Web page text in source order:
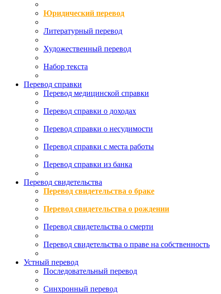
Юридический перевод
Литературный перевод
Художественный перевод
Набор текста
Перевод справки
Перевод медицинской справки
Перевод справки о доходах
Перевод справки о несудимости
Перевод справки с места работы
Перевод справки из банка
Перевод свидетельства
Перевод свидетельства о браке
Перевод свидетельства о рождении
Перевод свидетельства о смерти
Перевод свидетельства о праве на собственность
Устный перевод
Последовательный перевод
Синхронный перевод